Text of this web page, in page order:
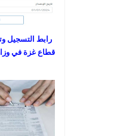
رابط التسجيل
قطاع غزة في